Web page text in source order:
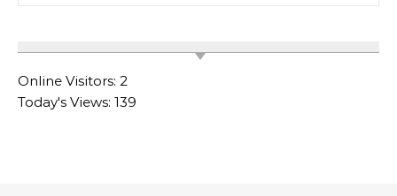
Online Visitors: 2
Today's Views: 139